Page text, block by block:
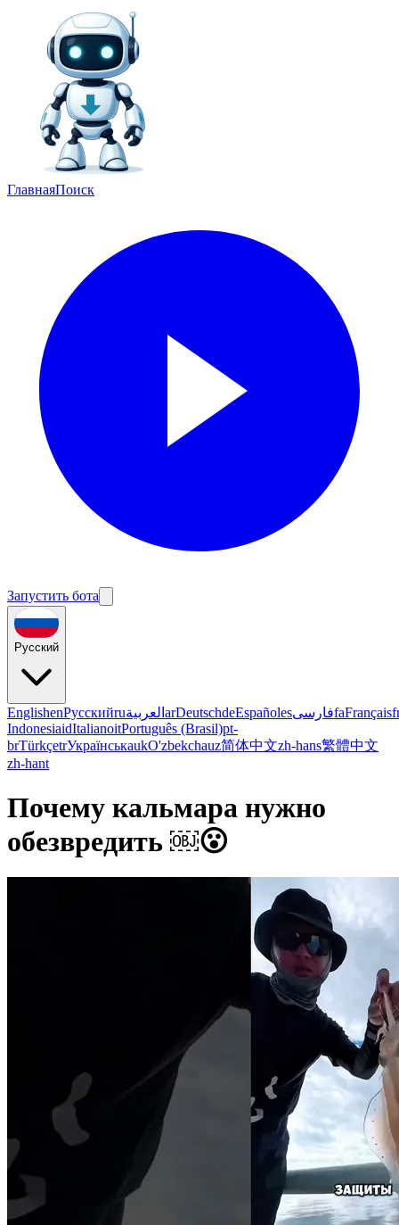
ГлавнаяПоиск
Запустить бота
Русский
EnglishenРусскийruالعربية arDeutschdeEspañolesفارسیfaFrançais
IndonesiaidItalianoitPortuguês (Brasil)pt-
brTürkçetrУкраїнськаukO'zbekchauz简体中文zh-hans繁體中文
zh-hant
Почему кальмара нужно
обезвредить ￼😮